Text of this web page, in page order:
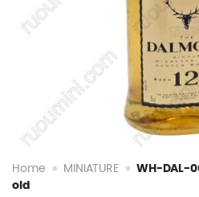
Home » MINIATURE » WH-DAL-
old